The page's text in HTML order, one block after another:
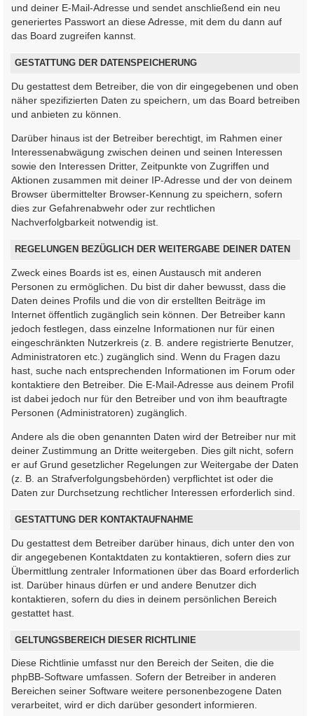
und deiner E-Mail-Adresse und sendet anschließend ein neu
generiertes Passwort an diese Adresse, mit dem du dann auf
das Board zugreifen kannst.
GESTATTUNG DER DATENSPEICHERUNG
Du gestattest dem Betreiber, die von dir eingegebenen und oben
näher spezifizierten Daten zu speichern, um das Board betreiben
und anbieten zu können.
Darüber hinaus ist der Betreiber berechtigt, im Rahmen einer
Interessenabwägung zwischen deinen und seinen Interessen
sowie den Interessen Dritter, Zeitpunkte von Zugriffen und
Aktionen zusammen mit deiner IP-Adresse und der von deinem
Browser übermittelter Browser-Kennung zu speichern, sofern
dies zur Gefahrenabwehr oder zur rechtlichen
Nachverfolgbarkeit notwendig ist.
REGELUNGEN BEZÜGLICH DER WEITERGABE DEINER DATEN
Zweck eines Boards ist es, einen Austausch mit anderen
Personen zu ermöglichen. Du bist dir daher bewusst, dass die
Daten deines Profils und die von dir erstellten Beiträge im
Internet öffentlich zugänglich sein können. Der Betreiber kann
jedoch festlegen, dass einzelne Informationen nur für einen
eingeschränkten Nutzerkreis (z. B. andere registrierte Benutzer,
Administratoren etc.) zugänglich sind. Wenn du Fragen dazu
hast, suche nach entsprechenden Informationen im Forum oder
kontaktiere den Betreiber. Die E-Mail-Adresse aus deinem Profil
ist dabei jedoch nur für den Betreiber und von ihm beauftragte
Personen (Administratoren) zugänglich.
Andere als die oben genannten Daten wird der Betreiber nur mit
deiner Zustimmung an Dritte weitergeben. Dies gilt nicht, sofern
er auf Grund gesetzlicher Regelungen zur Weitergabe der Daten
(z. B. an Strafverfolgungsbehörden) verpflichtet ist oder die
Daten zur Durchsetzung rechtlicher Interessen erforderlich sind.
GESTATTUNG DER KONTAKTAUFNAHME
Du gestattest dem Betreiber darüber hinaus, dich unter den von
dir angegebenen Kontaktdaten zu kontaktieren, sofern dies zur
Übermittlung zentraler Informationen über das Board erforderlich
ist. Darüber hinaus dürfen er und andere Benutzer dich
kontaktieren, sofern du dies in deinem persönlichen Bereich
gestattet hast.
GELTUNGSBEREICH DIESER RICHTLINIE
Diese Richtlinie umfasst nur den Bereich der Seiten, die die
phpBB-Software umfassen. Sofern der Betreiber in anderen
Bereichen seiner Software weitere personenbezogene Daten
verarbeitet, wird er dich darüber gesondert informieren.